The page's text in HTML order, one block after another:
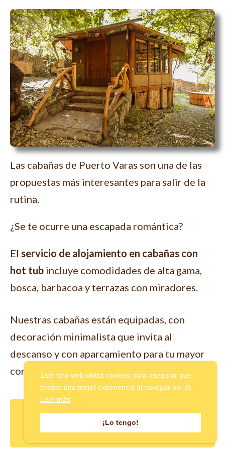
Las cabañas de Puerto Varas son una de las
propuestas más interesantes para salir de la
rutina.
¿Se te ocurre una escapada romántica?
El servicio de alojamiento en cabañas con
hot tub incluye comodidades de alta gama,
bosca, barbacoa y terrazas con miradores.
Nuestras cabañas están equipadas, con
decoración minimalista que invita al
descanso y con aparcamiento para tu mayor
confort.
¿Por qué elegir una Cabaña con
Tinaja en Puerto Varas y no otro tipo
de hospedaje?
Este sitio web utiliza cookies para asegurar que
tengas una mejor experiencia al navegar por él.
Leer más
¡Lo tengo!